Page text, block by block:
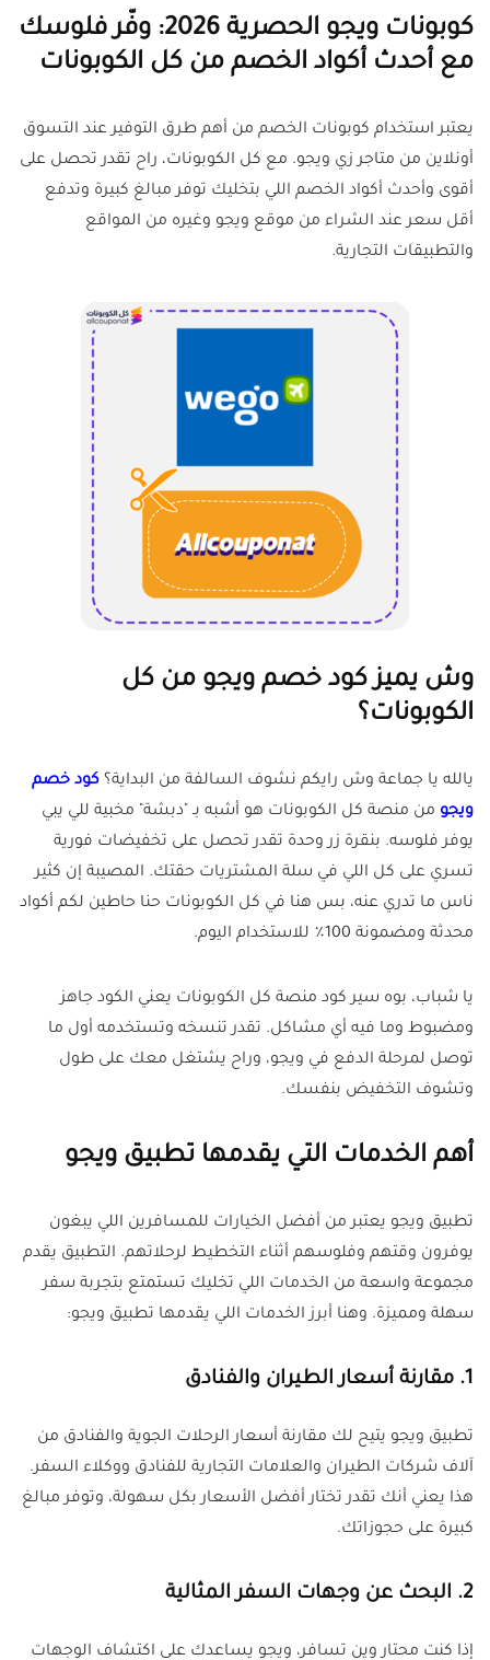
كوبونات ويجو الحصرية 2026: وفّر فلوسك
مع أحدث أكواد الخصم من كل الكوبونات
يعتبر استخدام كوبونات الخصم من أهم طرق التوفير عند التسوق
أونلاين من متاجر زي ويجو. مع كل الكوبونات، راح تقدر تحصل على
أقوى وأحدث أكواد الخصم اللي بتخليك توفر مبالغ كبيرة وتدفع
أقل سعر عند الشراء من موقع ويجو وغيره من المواقع
والتطبيقات التجارية.
وش يميز كود خصم ويجو من كل
الكوبونات؟
يالله يا جماعة وش رايكم نشوف السالفة من البداية؟ كود خصم
ويجو من منصة كل الكوبونات هو أشبه بـ "دبشة" مخبية للي يبي
يوفر فلوسه. بنقرة زر وحدة تقدر تحصل على تخفيضات فورية
تسري على كل اللي في سلة المشتريات حقتك. المصيبة إن كثير
ناس ما تدري عنه، بس هنا في كل الكوبونات حنا حاطين لكم أكواد
محدثة ومضمونة 100٪ للاستخدام اليوم
.
يا شباب، بوه سير كود منصة كل الكوبونات يعني الكود جاهز
ومضبوط وما فيه أي مشاكل. تقدر تنسخه وتستخدمه أول ما
توصل لمرحلة الدفع في ويجو، وراح يشتغل معك على طول
وتشوف التخفيض بنفسك.
أهم الخدمات التي يقدمها تطبيق ويجو
تطبيق ويجو يعتبر من أفضل الخيارات للمسافرين اللي يبغون
يوفرون وقتهم وفلوسهم أثناء التخطيط لرحلاتهم. التطبيق يقدم
مجموعة واسعة من الخدمات اللي تخليك تستمتع بتجربة سفر
سهلة ومميزة. وهنا أبرز الخدمات اللي يقدمها تطبيق ويجو:
1. مقارنة أسعار الطيران والفنادق
تطبيق ويجو يتيح لك مقارنة أسعار الرحلات الجوية والفنادق من
آلاف شركات الطيران والعلامات التجارية للفنادق ووكلاء السفر.
هذا يعني أنك تقدر تختار أفضل الأسعار بكل سهولة، وتوفر مبالغ
كبيرة على حجوزاتك.
2. البحث عن وجهات السفر المثالية
إذا كنت محتار وين تسافر، ويجو يساعدك على اكتشاف الوجهات